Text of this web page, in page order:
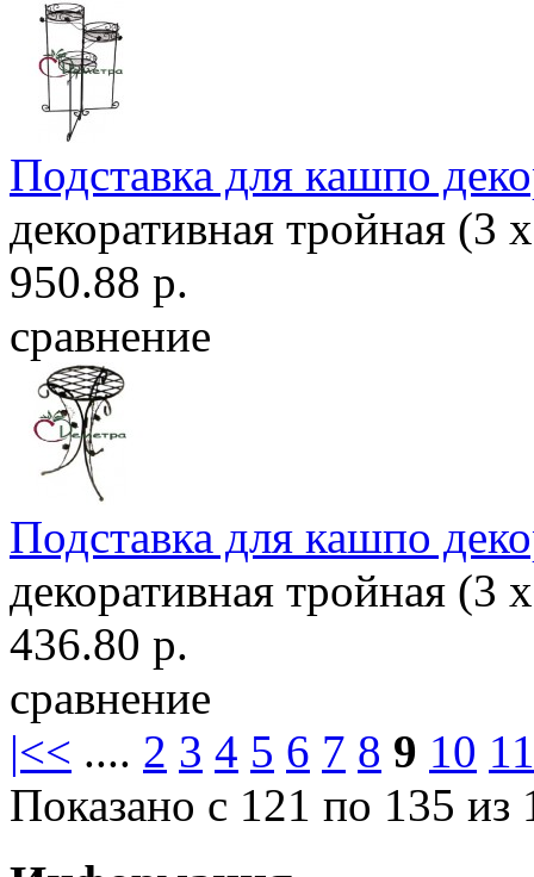
Подставка для кашпо
декоративная тройная (3
950.88 р.
сравнение
Подставка для кашпо
декоративная тройная (3
436.80 р.
сравнение
|<< .... 2 3 4 5 6 7 8 9 10 11
Показано с 121 по 135 из